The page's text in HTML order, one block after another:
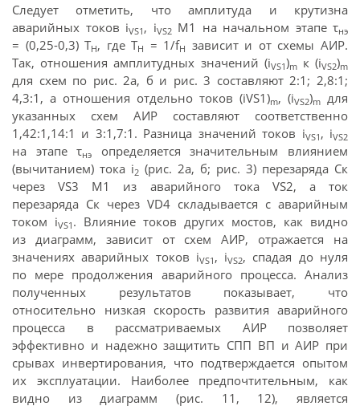
Следует отметить, что амплитуда и крутизна
аварийных токов iVS1 , iVS2М1 на начальном этапе τнэ
= (0,25-0,3) ТH, где ТH = 1/fH зависит и от схемы АИР.
Так, отношения амплитудных значений (iVS1)mк (iVS2)m
для схем по рис. 2а, б и рис. 3 составляют 2:1; 2,8:1;
4,3:1, а отношения отдельно токов (iVS1)m, (iVS2)m для
указанных схем АИР составляют соответственно
1,42:1,14:1 и 3:1,7:1. Разница значений токов iVS1 , iVS2
на этапе τнэ
определяется значительным влиянием
(вычитанием) тока i2 (рис. 2а, б; рис. 3) перезаряда Ск
через VS3 М1 из аварийного тока VS2, а ток
перезаряда Ск через VD4 складывается с аварийным
током iVS1 . Влияние токов других мостов, как видно
из диаграмм, зависит от схем АИР, отражается на
значениях аварийных токов iVS1 , iVS2, спадая до нуля
по мере продолжения аварийного процесса. Анализ
полученных результатов показывает, что
относительно низкая скорость развития аварийного
процесса в рассматриваемых АИР позволяет
эффективно и надежно защитить СПП ВП и АИР при
срывах инвертирования, что подтверждается опытом
их эксплуатации. Наиболее предпочтительным, как
видно из диаграмм (рис. 11, 12), является